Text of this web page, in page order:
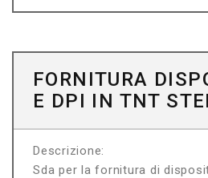
FORNITURA
E DPI IN TNT
Descrizione:
Sda per la fornitura di